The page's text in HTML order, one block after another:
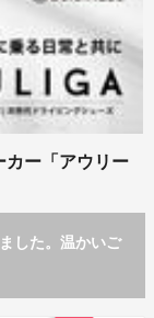
カー「アウリー
した。温かいご